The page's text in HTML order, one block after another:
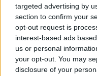
targeted advertising by
section to confirm your
opt-out request is
interest-based ads
us or personal
your opt-out. You may
disclosure of your